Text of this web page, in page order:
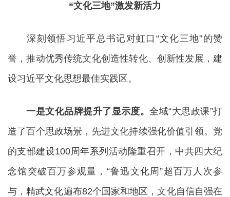
“文化三地”激发新活力
深刻领悟习近平总书记对虹口“文化三地”的赞
誉，推动优秀传统文化创造性转化、创新性发展，建
设习近平文化思想最佳实践区。
一是文化品牌提升了显示度。全域“大思政课”打
造了百个思政场景，先进文化持续强化价值引领。党
的支部建设100周年系列活动隆重召开，中共四大纪
念馆突破百万参观量，“鲁迅文化周”超百万人次参
与，精武文化遍布82个国家和地区，文化自信自强在